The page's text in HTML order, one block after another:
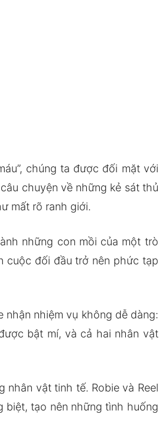
chúng ta được đối mặt với
chuyện về những kẻ sát thủ
mất rõ ranh giới.
những con mồi của một trò
cuộc đối đầu trở nên phức tạp
nhận nhiệm vụ không dễ dàng:
bật mí, và cả hai nhân vật
vật tinh tế. Robie và Reel
biệt, tạo nên những tình huống